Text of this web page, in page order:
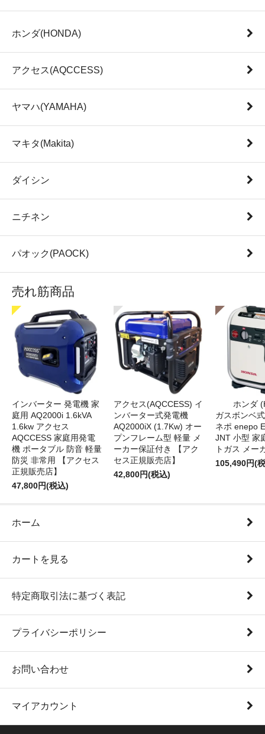
ホンダ(HONDA)
アクセス(AQCCESS)
ヤマハ(YAMAHA)
マキタ(Makita)
ダイシン
ニチネン
パオック(PAOCK)
売れ筋商品
インバーター 発電機 家
庭用 AQ2000i 1.6kVA
1.6kw アクセス
AQCCESS 家庭用発電
機 ポータブル 防音 軽量
防災 非常用 【アクセス
正規販売店】
47,800円(税込)
アクセス(AQCCESS) イ
ンバーター式発電機
AQ2000iX (1.7Kw) オー
プンフレーム型 軽量 メ
ーカー保証付き 【アク
セス正規販売店】
42,800円(税込)
ホンダ
ガスボンベ
ネポ enepo
JNT 小型 家
トガス メー
105,490円(
ホーム
カートを見る
特定商取引法に基づく表記
プライバシーポリシー
お問い合わせ
マイアカウント